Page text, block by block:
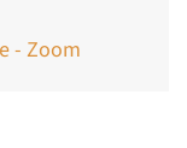
- Zoom